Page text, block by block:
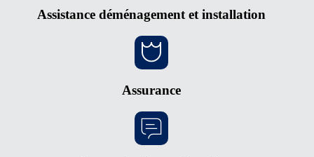
Assistance déménagement et installation
Assurance